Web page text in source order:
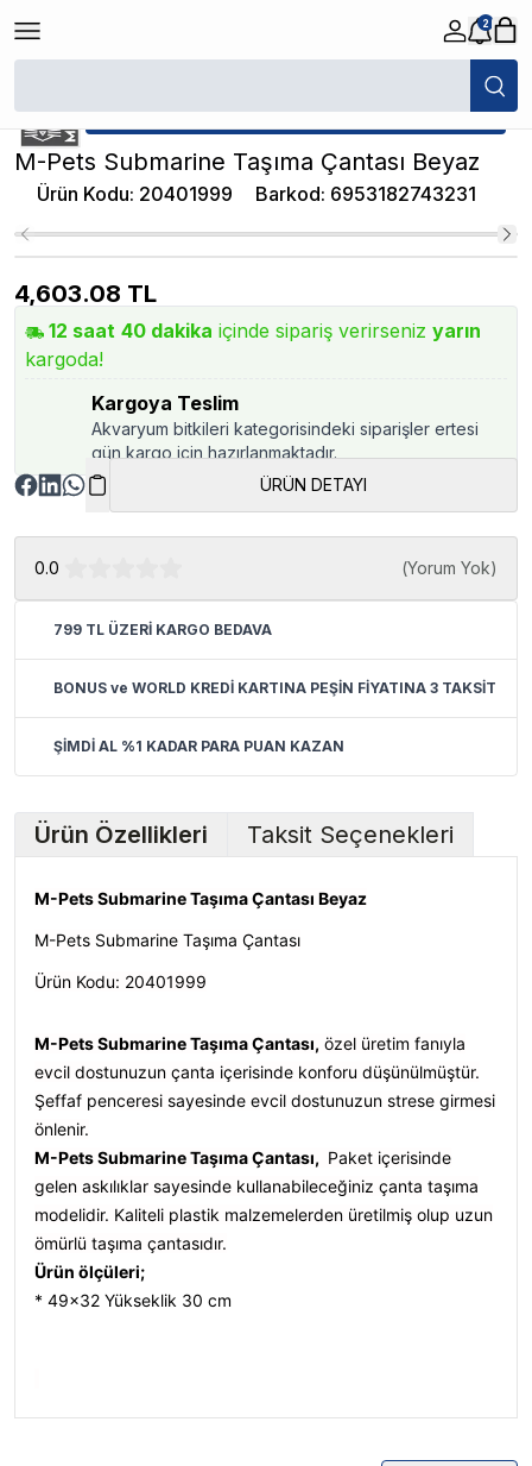
2
/ M-Pets Submarine Taşıma Çantası
★ Atakan Petshop, M-Pets yetkili satıcısıdır.
M-Pets Submarine Taşıma Çantası Beyaz
Ürün Kodu: 20401999 Barkod: 6953182743231
4,603.08 TL
12 saat 40 dakika içinde sipariş verirseniz yarın
kargoda!
Kargoya Teslim
Akvaryum bitkileri kategorisindeki siparişler ertesi
gün kargo için hazırlanmaktadır.
ÜRÜN DETAYI
0.0 (Yorum Yok)
799 TL ÜZERİ KARGO BEDAVA
BONUS ve WORLD KREDİ KARTINA PEŞİN FİYATINA 3 TAKSİT
ŞİMDİ AL %1 KADAR PARA PUAN KAZAN
Ürün Özellikleri Taksit Seçenekleri
M-Pets Submarine Taşıma Çantası Beyaz
M-Pets Submarine Taşıma Çantası
Ürün Kodu: 20401999
M-Pets Submarine Taşıma Çantası, özel üretim fanıyla
evcil dostunuzun çanta içerisinde konforu düşünülmüştür.
Şeffaf penceresi sayesinde evcil dostunuzun strese girmesi
önlenir.
M-Pets Submarine Taşıma Çantası, Paket içerisinde
gelen askılıklar sayesinde kullanabileceğiniz çanta taşıma
modelidir. Kaliteli plastik malzemelerden üretilmiş olup uzun
ömürlü taşıma çantasıdır.
Ürün ölçüleri;
* 49x32 Yükseklik 30 cm